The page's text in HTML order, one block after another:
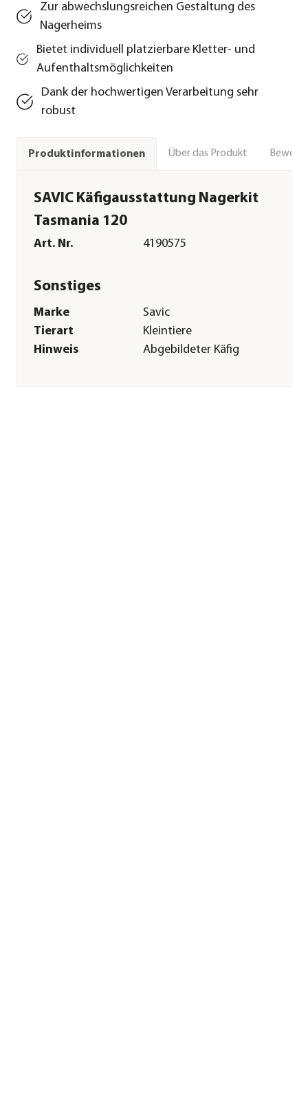
Zur abwechslungsreichen Gestaltung des
Nagerheims
Bietet individuell platzierbare Kletter- und
Aufenthaltsmöglichkeiten
Dank der hochwertigen Verarbeitung sehr
robust
Produktinformationen Über das Produkt
SAVIC Käfigausstattung Nagerkit
Tasmania 120
Art. Nr. 4190575
Sonstiges
Marke
Savic
Tierart
Kleintiere
Hinweis
Abgebildeter Käfig